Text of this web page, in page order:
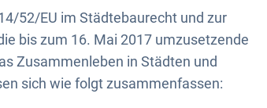
52/EU im Städtebaurecht und zur
bis zum 16. Mai 2017 umzusetzende
Zusammenleben in Städten und
sich wie folgt zusammenfassen: